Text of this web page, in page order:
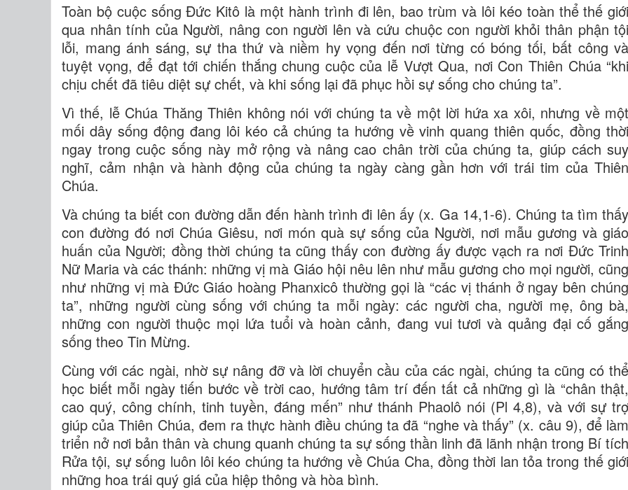
Toàn bộ cuộc sống Đức Kitô là một hành trình đi lên, bao trùm và lôi kéo toàn thể thế giới
qua nhân tính của Người, nâng con người lên và cứu chuộc con người khỏi thân phận tội
lỗi, mang ánh sáng, sự tha thứ và niềm hy vọng đến nơi từng có bóng tối, bất công và
tuyệt vọng, để đạt tới chiến thắng chung cuộc của lễ Vượt Qua, nơi Con Thiên Chúa “khi
chịu chết đã tiêu diệt sự chết, và khi sống lại đã phục hồi sự sống cho chúng ta”.
Vì thế, lễ Chúa Thăng Thiên không nói với chúng ta về một lời hứa xa xôi, nhưng về một
mối dây sống động đang lôi kéo cả chúng ta hướng về vinh quang thiên quốc, đồng thời
ngay trong cuộc sống này mở rộng và nâng cao chân trời của chúng ta, giúp cách suy
nghĩ, cảm nhận và hành động của chúng ta ngày càng gần hơn với trái tim của Thiên
Chúa.
Và chúng ta biết con đường dẫn đến hành trình đi lên ấy (x. Ga 14,1-6). Chúng ta tìm thấy
con đường đó nơi Chúa Giêsu, nơi món quà sự sống của Người, nơi mẫu gương và giáo
huấn của Người; đồng thời chúng ta cũng thấy con đường ấy được vạch ra nơi Đức Trinh
Nữ Maria và các thánh: những vị mà Giáo hội nêu lên như mẫu gương cho mọi người, cũng
như những vị mà Đức Giáo hoàng Phanxicô thường gọi là “các vị thánh ở ngay bên chúng
ta”, những người cùng sống với chúng ta mỗi ngày: các người cha, người mẹ, ông bà,
những con người thuộc mọi lứa tuổi và hoàn cảnh, đang vui tươi và quảng đại cố gắng
sống theo Tin Mừng.
Cùng với các ngài, nhờ sự nâng đỡ và lời chuyển cầu của các ngài, chúng ta cũng có thể
học biết mỗi ngày tiến bước về trời cao, hướng tâm trí đến tất cả những gì là “chân thật,
cao quý, công chính, tinh tuyền, đáng mến” như thánh Phaolô nói (Pl 4,8), và với sự trợ
giúp của Thiên Chúa, đem ra thực hành điều chúng ta đã “nghe và thấy” (x. câu 9), để làm
triển nở nơi bản thân và chung quanh chúng ta sự sống thần linh đã lãnh nhận trong Bí tích
Rửa tội, sự sống luôn lôi kéo chúng ta hướng về Chúa Cha, đồng thời lan tỏa trong thế giới
những hoa trái quý giá của hiệp thông và hòa bình.